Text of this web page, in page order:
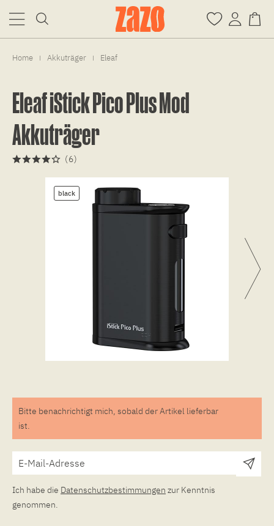
Home | Akkuträger | Eleaf
Eleaf iStick Pico Plus Mod
Akkuträger
(6)
black
Bitte benachrichtigt mich, sobald der Artikel lieferbar
ist.
Ich habe die Datenschutzbestimmungen zur Kenntnis
genommen.